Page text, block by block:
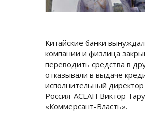
Китайские банки
компании и физлица
переводить средства в
отказывали в выдаче
исполнительный
Россия-АСЕАН Виктор
«Коммерсант-Власть».